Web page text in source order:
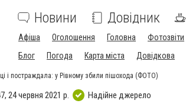
Новини Довідник
Афіша Оголошення Головна Фотозвіти
Блог
Погода Карта міста Довідкова
і постраждала: у Рівному збили пішохода (ФОТО)
24 червня 2021 р. Надійне джерело